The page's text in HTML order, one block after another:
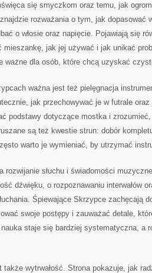
się smyczkom oraz temu, jak
rozważania o tym, jak dopasować
o włosie oraz napięcie. Pojawiają się
mieszankę, jak jej używać i jak unikać
ważne dla osób, które chcą uzyskać
ważna jest też pielęgnacja
jak przechowywać je w futrale
podstawy dotyczące mostka i
są też kwestie strun: dobór
warto je wymieniać, by utrzymać
rozwijanie słuchu i świadomości
dźwięku, o rozpoznawaniu interwałów
Śpiewające Skrzypce zachęcają
swoje postępy i zauważać detale,
staje się bardziej systematyczna, a
także wytrwałość. Strona pokazuje, jak